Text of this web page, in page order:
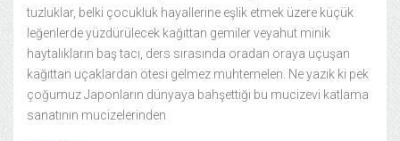
tuzluklar, belki çocukluk hayallerine eşlik etmek üzere küçük
leğenlerde yüzdürülecek kağıttan gemiler veyahut minik
haytalıkların baş tacı, ders sırasında oradan oraya uçuşan
kağıttan uçaklardan ötesi gelmez muhtemelen. Ne yazık ki pek
çoğumuz Japonların dünyaya bahşettiği bu mucizevi katlama
sanatının mucizelerinden